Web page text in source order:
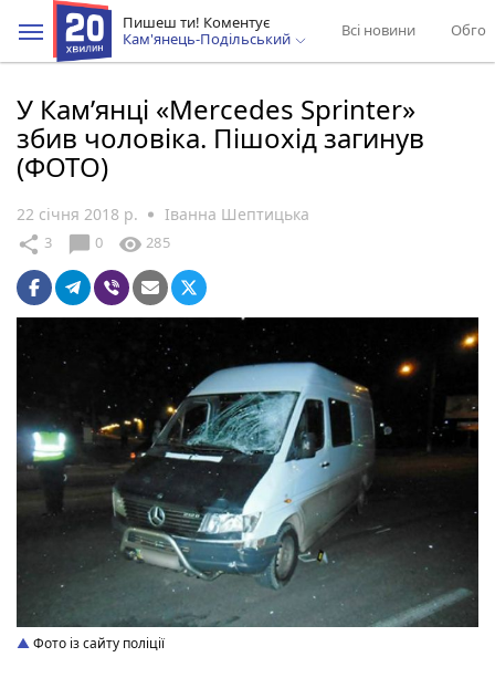
Пишеш ти! Коментує
Кам'янець-Подільський
Всі новини
У Кам’янці «Mercedes Sprinter»
збив чоловіка. Пішохід загинув
(ФОТО)
22 січня 2018 р. Іванна Шептицька
share 3 chat_bubble 0 visibility 285
Фото із сайту поліції